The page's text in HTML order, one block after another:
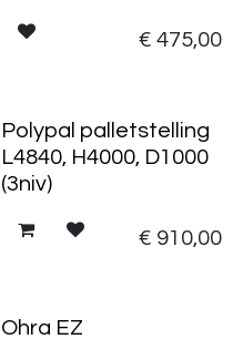
€475,00
Polypal palletstelling
L4840, H4000, D1000
(3niv)
€ 910,00
Ohra EZ